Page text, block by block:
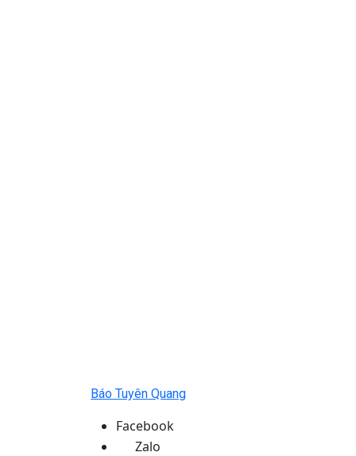
Báo Tuyên Quang
Facebook
Zalo